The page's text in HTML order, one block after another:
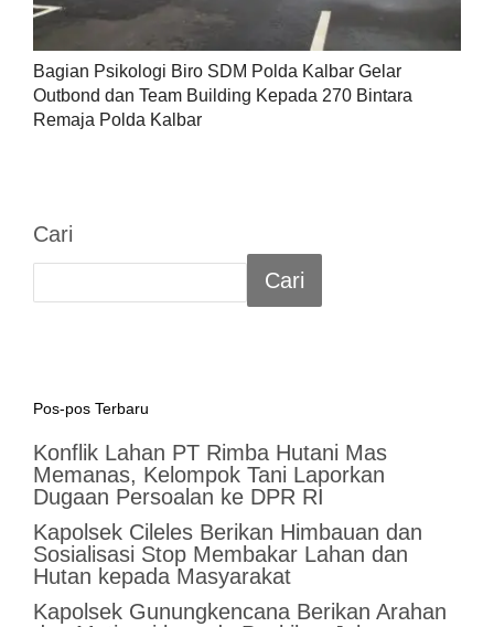
Bagian Psikologi Biro SDM Polda Kalbar Gelar
Outbond dan Team Building Kepada 270 Bintara
Remaja Polda Kalbar
Cari
Cari
Pos-pos Terbaru
Konflik Lahan PT Rimba Hutani Mas
Memanas, Kelompok Tani Laporkan
Dugaan Persoalan ke DPR RI
Kapolsek Cileles Berikan Himbauan dan
Sosialisasi Stop Membakar Lahan dan
Hutan kepada Masyarakat
‎Kapolsek Gunungkencana Berikan Arahan